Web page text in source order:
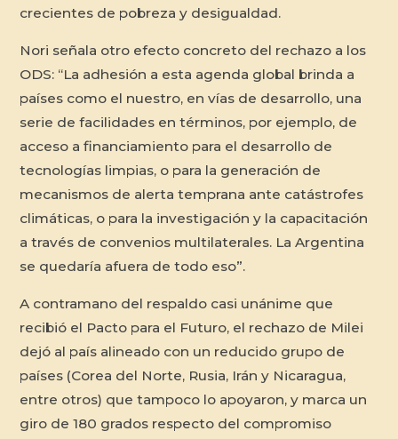
crecientes de pobreza y desigualdad.
Nori señala otro efecto concreto del rechazo a los
ODS: “La adhesión a esta agenda global brinda a
países como el nuestro, en vías de desarrollo, una
serie de facilidades en términos, por ejemplo, de
acceso a financiamiento para el desarrollo de
tecnologías limpias, o para la generación de
mecanismos de alerta temprana ante catástrofes
climáticas, o para la investigación y la capacitación
a través de convenios multilaterales. La Argentina
se quedaría afuera de todo eso”.
A contramano del respaldo casi unánime que
recibió el Pacto para el Futuro, el rechazo de Milei
dejó al país alineado con un reducido grupo de
países (Corea del Norte, Rusia, Irán y Nicaragua,
entre otros) que tampoco lo apoyaron, y marca un
giro de 180 grados respecto del compromiso